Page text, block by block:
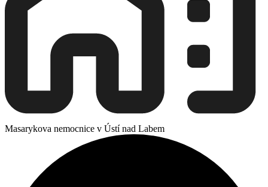
Masarykova nemocnice v Ústí nad Labem